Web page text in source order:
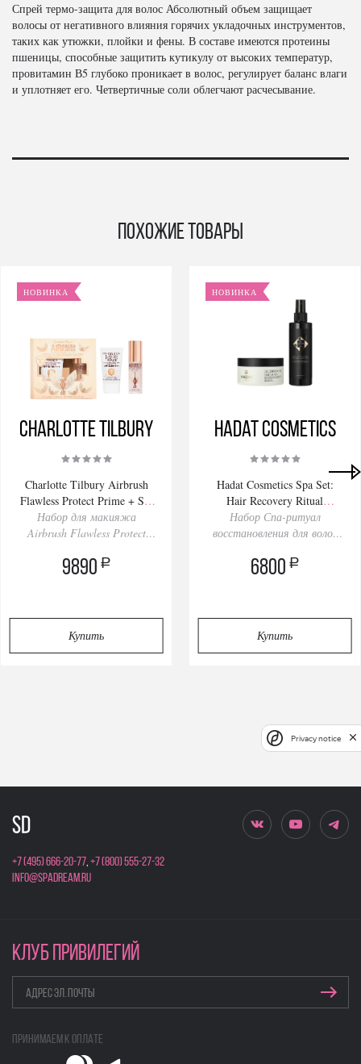
Спрей термо-защита для волос Абсолютный объем защищает
волосы от негативного влияния горячих укладочных инструментов,
таких как утюжки, плойки и фены. В составе имеются протеины
пшеницы, способные защитить кутикулу от высоких температур,
провитамин В5 глубоко проникает в волос, регулирует баланс влаги
и уплотняет его. Четвертичные соли облегчают расчесывание.
Похожие товары
НОВИНКА
Charlotte Tilbury
Charlotte Tilbury Airbrush
Flawless Protect Prime + Set
Kit 30/34ml
Набор для макияжа
Airbrush Flawless Protect
9890 a
Купить
НОВИНКА
Hadat Cosmetics
Hadat Cosmetics Spa Set:
Hair Recovery Ritual
280/200ml
Набор Спа-ритуал
восстановления для волос
6800 a
Купить
+7 (495) 666-20-77,+7 (800) 555-27-32
info@spadream.ru
КЛУБ ПРИВИЛЕГИЙ
Принимаем к оплате
Privacy notice